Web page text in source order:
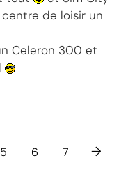
centre de loisir un
Celeron 300 et
5 6 7 →